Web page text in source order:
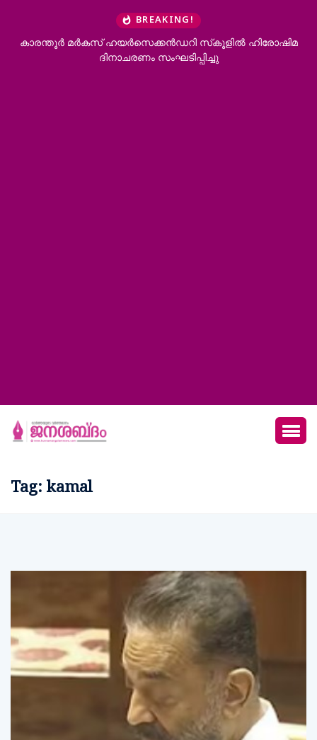
BREAKING!
കാരന്തൂര്‍ മര്‍കസ് ഹയര്‍സെക്കന്‍ഡറി സ്‌കൂളില്‍ ഹിരോഷിമ
ദിനാചരണം സംഘടിപ്പിച്ചു
Tag: kamal